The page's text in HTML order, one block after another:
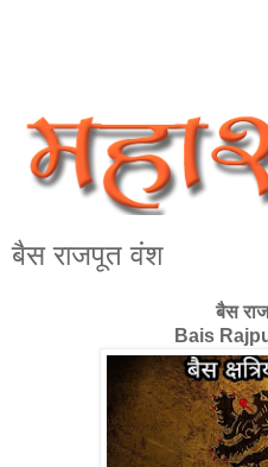
बैस राजपूत वंश
बैस
Bais